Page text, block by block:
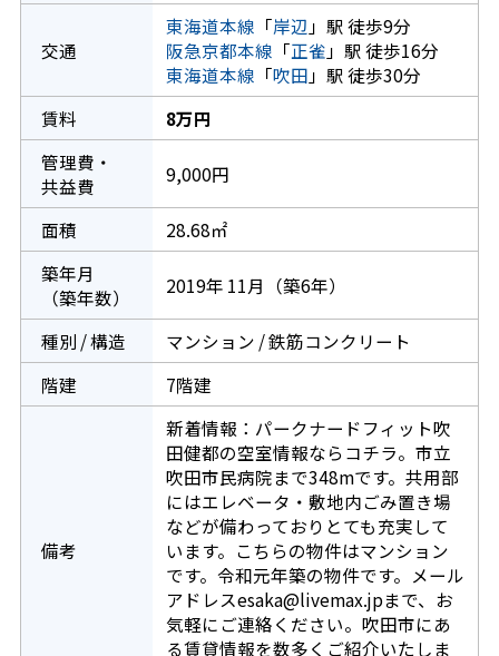
交通
東海道本線 「岸辺 」駅 徒歩9分
阪急京都本線 「正雀 」駅 徒歩16分
東海道本線 「吹田 」駅 徒歩30分
賃料
8万円
管理費・
共益費
9,000円
面積
28.68㎡
築年月
（築年数）
2019年 11月（築6年）
種別 / 構造
マンション / 鉄筋コンクリート
階建
7階建
備考
新着情報：パークナードフィット吹
田健都の空室情報ならコチラ。市立
吹田市民病院まで348mです。共用部
にはエレベータ・敷地内ごみ置き場
などが備わっておりとても充実して
います。こちらの物件はマンション
です。令和元年築の物件です。メール
アドレスesaka@livemax.jpまで、お
気軽にご連絡ください。吹田市にあ
る賃貸情報を数多くご紹介いたしま